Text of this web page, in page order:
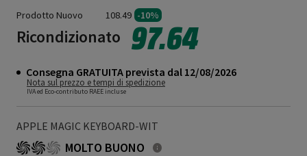
Prodotto Nuovo 108.49 -10%
Ricondizionato 97.64
Consegna GRATUITA prevista dal 12/08/2026
Nota sul prezzo e tempi di spedizione
IVA ed Eco-contributo RAEE incluse
APPLE MAGIC KEYBOARD-WIT
MOLTO BUONO